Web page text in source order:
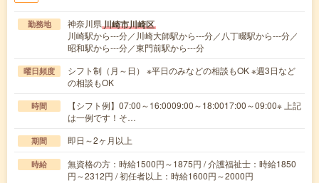
勤務地 神奈川県川崎市川崎区
川崎駅から---分／川崎大師駅から---分／八丁畷駅から---分／
昭和駅から---分／東門前駅から---分
曜日頻度
シフト制（月～日） ※平日のみなどの相談もOK ※週3日など
の相談もOK
時間
【シフト例】07:00～16:0009:00～18:0017:00～09:00※ 上記
は一例です！そ…
期間 即日～2ヶ月以上
時給
無資格の方：時給1500円～1875円 / 介護福祉士：時給1850
円～2312円 / 初任者以上：時給1600円～2000円